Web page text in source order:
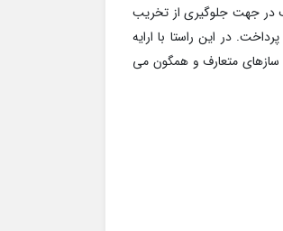
در جهت جلوگیری از تخریب
در این راستا با ارایه
متعارف و همگون می